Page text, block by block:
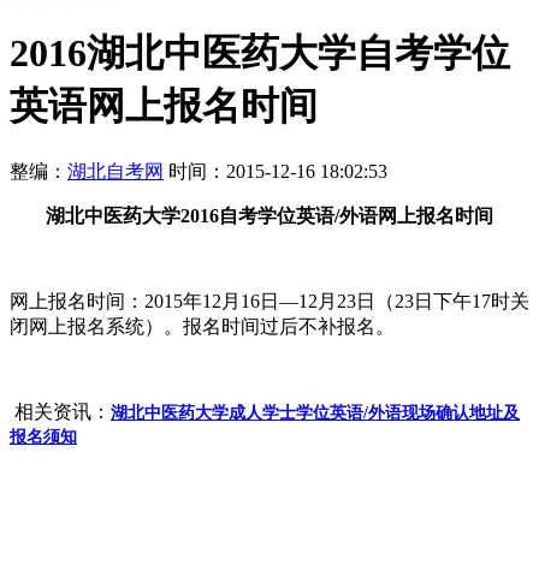
2016湖北中医药大学自考学位
英语网上报名时间
整编： 湖北自考网 时间：2015-12-16 18:02:53
湖北中医药大学2016自考学位英语/外语网上报名时间
网上报名时间：2015年12月16日—12月23日（23日下午17时关
闭网上报名系统）。报名时间过后不补报名。
相关资讯： 湖北中医药大学成人学士学位英语/外语现场确认地址及
报名须知